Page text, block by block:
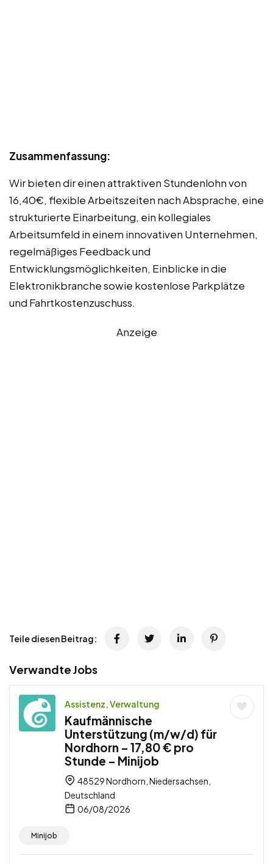
Zusammenfassung:
Wir bieten dir einen attraktiven Stundenlohn von
16,40€, flexible Arbeitszeiten nach Absprache, eine
strukturierte Einarbeitung, ein kollegiales
Arbeitsumfeld in einem innovativen Unternehmen,
regelmäßiges Feedback und
Entwicklungsmöglichkeiten, Einblicke in die
Elektronikbranche sowie kostenlose Parkplätze
und Fahrtkostenzuschuss.
Anzeige
Teile diesen Beitrag:
Verwandte Jobs
Assistenz, Verwaltung
Kaufmännische
Unterstützung (m/w/d) für
Nordhorn – 17,80 € pro
Stunde – Minijob
48529 Nordhorn, Niedersachsen,
Deutschland
06/08/2026
Minijob